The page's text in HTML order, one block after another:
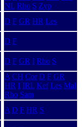
NL Rho S Zyp
D F GR HR Les
D F
D F GR I Rho S
A CH Cor D F GR
HR I IRL Kef Les Mal
Rho Sam
A D F HR S